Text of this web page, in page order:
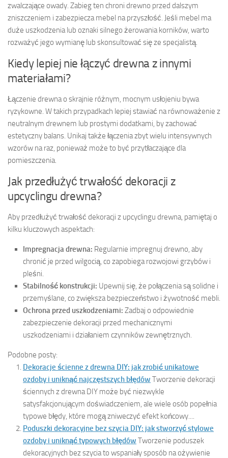
zwalczające owady. Zabieg ten chroni drewno przed dalszym
zniszczeniem i zabezpiecza mebel na przyszłość. Jeśli mebel ma
duże uszkodzenia lub oznaki silnego żerowania korników, warto
rozważyć jego wymianę lub skonsultować się ze specjalistą.
Kiedy lepiej nie łączyć drewna z innymi
materiałami?
Łączenie drewna o skrajnie różnym, mocnym usłojeniu bywa
ryzykowne. W takich przypadkach lepiej stawiać na równoważenie z
neutralnym drewnem lub prostymi dodatkami, by zachować
estetyczny balans. Unikaj także łączenia zbyt wielu intensywnych
wzorów na raz, ponieważ może to być przytłaczające dla
pomieszczenia.
Jak przedłużyć trwałość dekoracji z
upcyclingu drewna?
Aby przedłużyć trwałość dekoracji z upcyclingu drewna, pamiętaj o
kilku kluczowych aspektach:
Impregnacja drewna: Regularnie impregnuj drewno, aby
chronić je przed wilgocią, co zapobiega rozwojowi grzybów i
pleśni.
Stabilność konstrukcji: Upewnij się, że połączenia są solidne i
przemyślane, co zwiększa bezpieczeństwo i żywotność mebli.
Ochrona przed uszkodzeniami: Zadbaj o odpowiednie
zabezpieczenie dekoracji przed mechanicznymi
uszkodzeniami i działaniem czynników zewnętrznych.
Podobne posty:
Dekoracje ścienne z drewna DIY: jak zrobić unikatowe
ozdoby i uniknąć najczęstszych błędów Tworzenie dekoracji
ściennych z drewna DIY może być niezwykle
satysfakcjonującym doświadczeniem, ale wiele osób popełnia
typowe błędy, które mogą zniweczyć efekt końcowy....
Poduszki dekoracyjne bez szycia DIY: jak stworzyć stylowe
ozdoby i uniknąć typowych błędów Tworzenie poduszek
dekoracyjnych bez szycia to wspaniały sposób na ożywienie